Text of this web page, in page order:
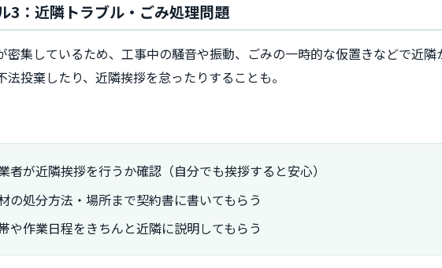
3：近隣トラブル・ごみ処理問題
密集しているため、工事中の騒音や振動、ごみの一時的な仮置きなどで近
法投棄したり、近隣挨拶を怠ったりすることも。
者が近隣挨拶を行うか確認（自分でも挨拶すると安心）
の処分方法・場所まで契約書に書いてもらう
や作業日程をきちんと近隣に説明してもらう